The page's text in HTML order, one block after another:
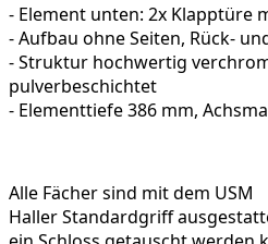
- Element unten: 2x Klapptüre
- Aufbau ohne Seiten, Rück-
- Struktur hochwertig
pulverbeschichtet
- Elementtiefe 386 mm,
Alle Fächer sind mit dem USM
Haller Standardgriff